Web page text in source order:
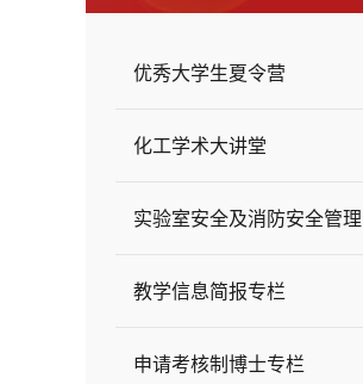
优秀大学生夏令营
化工学术大讲堂
实验室安全及消防安全管理
教学信息简报专栏
申请考核制博士专栏